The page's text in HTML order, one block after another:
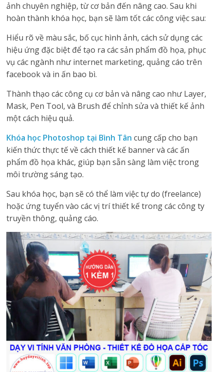
ảnh chuyên nghiệp, từ cơ bản đến nâng cao. Sau khi
hoàn thành khóa học, bạn sẽ làm tốt các công việc sau:
Hiểu rõ về màu sắc, bố cục hình ảnh, cách sử dụng các
hiệu ứng đặc biệt để tạo ra các sản phẩm đồ họa, phục
vụ các ngành như internet marketing, quảng cáo trên
facebook và in ấn bao bì.
Thành thạo các công cụ cơ bản và nâng cao như Layer,
Mask, Pen Tool, và Brush để chỉnh sửa và thiết kế ảnh
một cách hiệu quả.
Khóa học Photoshop tại Bình Tân cung cấp cho bạn
kiến thức thực tế về cách thiết kế banner và các ấn
phẩm đồ họa khác, giúp bạn sẵn sàng làm việc trong
môi trường sáng tạo.
Sau khóa học, bạn sẽ có thể làm việc tự do (freelance)
hoặc ứng tuyển vào các vị trí thiết kế trong các công ty
truyền thông, quảng cáo.